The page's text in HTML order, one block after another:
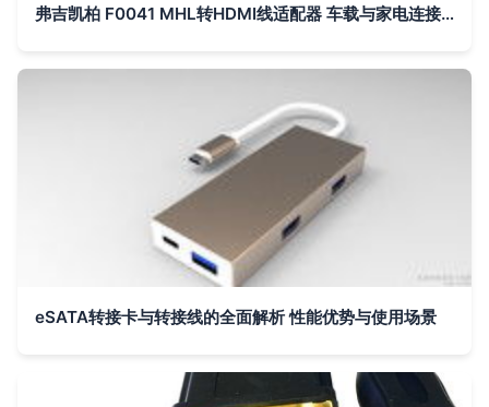
弗吉凯柏 F0041 MHL转HDMI线适配器 车载与家电连接的便捷桥梁
eSATA转接卡与转接线的全面解析 性能优势与使用场景